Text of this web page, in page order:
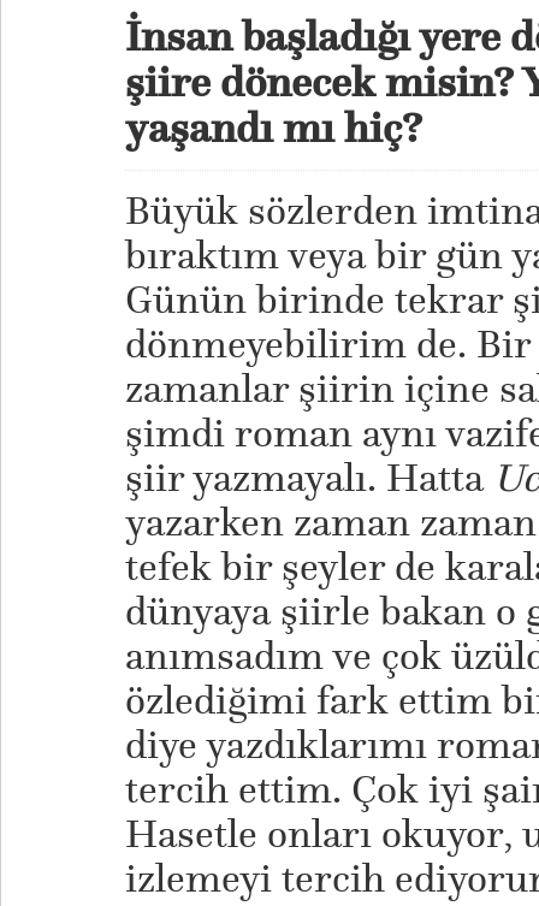
İnsan başladığı yere
şiire dönecek misin?
yaşandı mı hiç?
Büyük sözlerden
bıraktım veya bir gün
Günün birinde tekrar
dönmeyebilirim de.
zamanlar şiirin içine
şimdi roman aynı
şiir yazmayalı. Hatta
yazarken zaman
tefek bir şeyler de
dünyaya şiirle bakan o
anımsadım ve çok
özlediğimi fark ettim
diye yazdıklarımı
tercih ettim. Çok iyi
Hasetle onları okuyor,
izlemeyi tercih